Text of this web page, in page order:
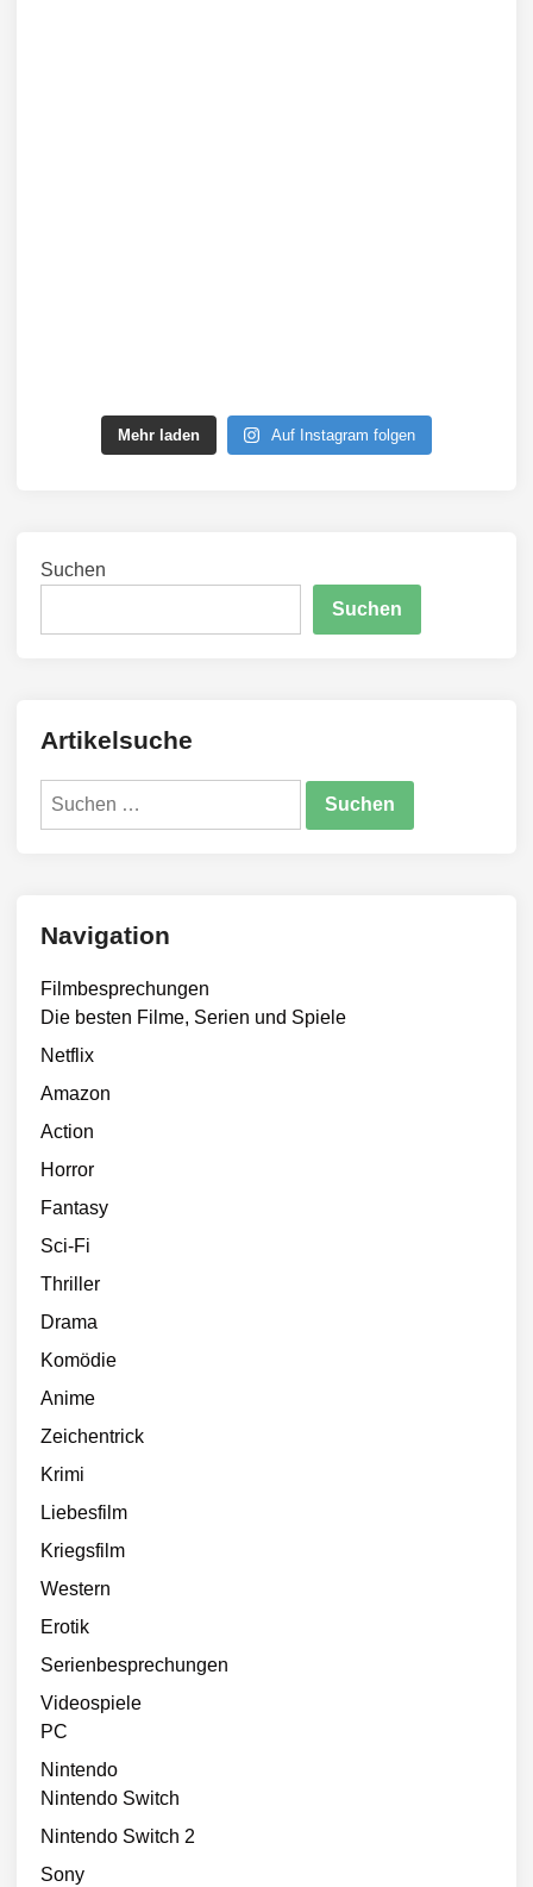
Mehr laden Auf Instagram folgen
Suchen
Suchen
Artikelsuche
Suchen
Navigation
Filmbesprechungen
Die besten Filme, Serien und Spiele
Netflix
Amazon
Action
Horror
Fantasy
Sci-Fi
Thriller
Drama
Komödie
Anime
Zeichentrick
Krimi
Liebesfilm
Kriegsfilm
Western
Erotik
Serienbesprechungen
Videospiele
PC
Nintendo
Nintendo Switch
Nintendo Switch 2
Sony